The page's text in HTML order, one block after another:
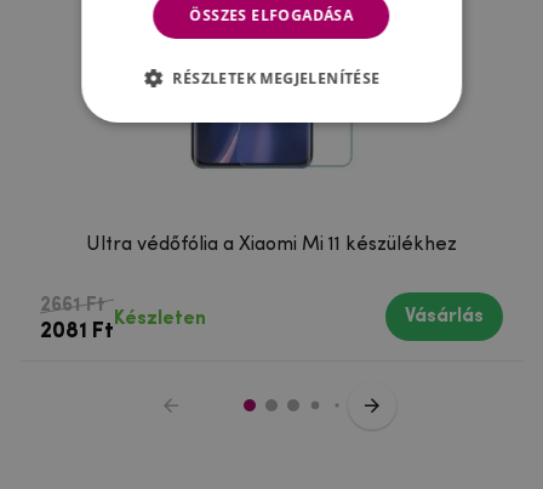
Ultra védőfólia a Xiaomi Mi 11 készülékhez
2661 Ft
2081 Ft
Készleten Vásárlás
ÖSSZES ELFOGADÁSA
RÉSZLETEK MEGJELENÍTÉSE